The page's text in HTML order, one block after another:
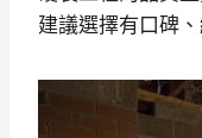
建議選擇有口碑